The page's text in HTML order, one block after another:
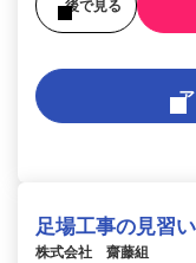
後で見る
足場工事の見習
株式会社 齋藤組